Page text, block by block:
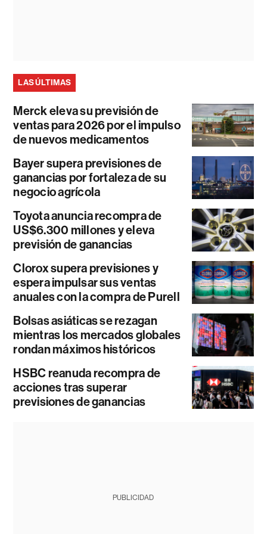
LAS ÚLTIMAS
Merck eleva su previsión de
ventas para 2026 por el impulso
de nuevos medicamentos
Bayer supera previsiones de
ganancias por fortaleza de su
negocio agrícola
Toyota anuncia recompra de
US$6.300 millones y eleva
previsión de ganancias
Clorox supera previsiones y
espera impulsar sus ventas
anuales con la compra de Purell
Bolsas asiáticas se rezagan
mientras los mercados globales
rondan máximos históricos
HSBC reanuda recompra de
acciones tras superar
previsiones de ganancias
PUBLICIDAD